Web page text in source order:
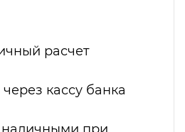
расчет
кассу банка